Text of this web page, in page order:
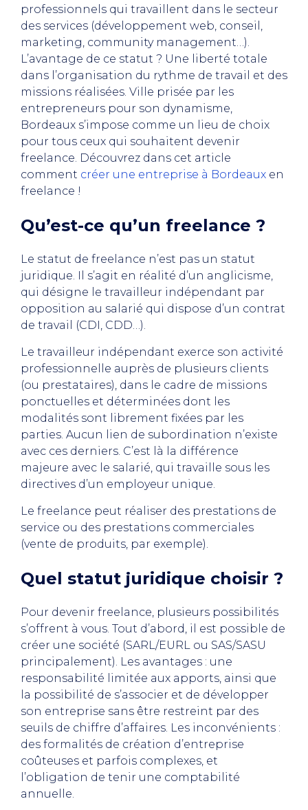
professionnels qui travaillent dans le secteur
des services (développement web, conseil,
marketing, community management…).
L’avantage de ce statut ? Une liberté totale
dans l’organisation du rythme de travail et des
missions réalisées. Ville prisée par les
entrepreneurs pour son dynamisme,
Bordeaux s’impose comme un lieu de choix
pour tous ceux qui souhaitent devenir
freelance. Découvrez dans cet article
comment créer une entreprise à Bordeaux en
freelance !
Qu’est-ce qu’un freelance ?
Le statut de freelance n’est pas un statut
juridique. Il s’agit en réalité d’un anglicisme,
qui désigne le travailleur indépendant par
opposition au salarié qui dispose d’un contrat
de travail (CDI, CDD…).
Le travailleur indépendant exerce son activité
professionnelle auprès de plusieurs clients
(ou prestataires), dans le cadre de missions
ponctuelles et déterminées dont les
modalités sont librement fixées par les
parties. Aucun lien de subordination n’existe
avec ces derniers. C’est là la différence
majeure avec le salarié, qui travaille sous les
directives d’un employeur unique.
Le freelance peut réaliser des prestations de
service ou des prestations commerciales
(vente de produits, par exemple).
Quel statut juridique choisir ?
Pour devenir freelance, plusieurs possibilités
s’offrent à vous. Tout d’abord, il est possible de
créer une société (SARL/EURL ou SAS/SASU
principalement). Les avantages : une
responsabilité limitée aux apports, ainsi que
la possibilité de s’associer et de développer
son entreprise sans être restreint par des
seuils de chiffre d’affaires. Les inconvénients :
des formalités de création d’entreprise
coûteuses et parfois complexes, et
l’obligation de tenir une comptabilité
annuelle.